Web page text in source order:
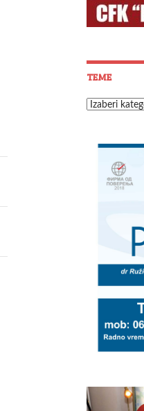
TEME
Teme